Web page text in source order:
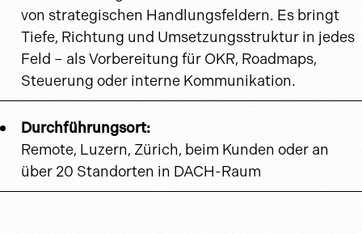
von strategischen Handlungsfeldern. Es bringt
Tiefe, Richtung und Umsetzungsstruktur in jedes
Feld – als Vorbereitung für OKR, Roadmaps,
Steuerung oder interne Kommunikation.
Durchführungsort:
Remote, Luzern, Zürich, beim Kunden oder an
über 20 Standorten in DACH-Raum